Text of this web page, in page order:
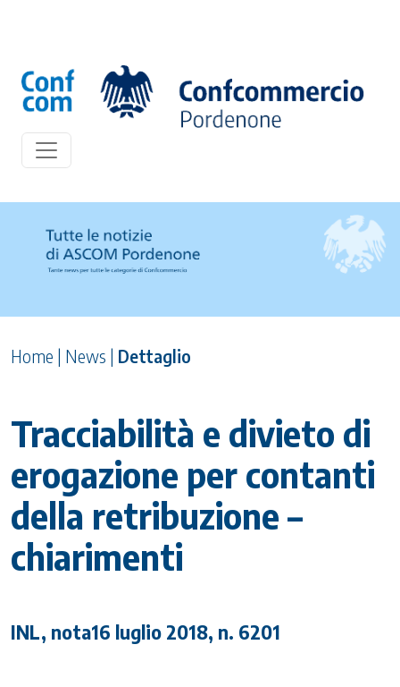
Home | News | Dettaglio
Tracciabilità e divieto di
erogazione per contanti
della retribuzione –
chiarimenti
INL, nota16 luglio 2018, n. 6201